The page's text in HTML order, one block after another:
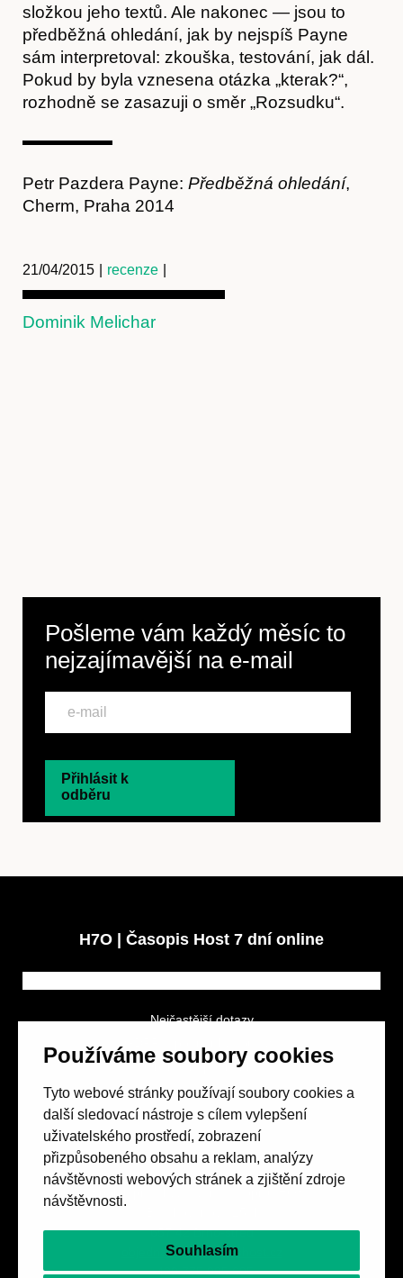
Používáme soubory cookies
Tyto webové stránky používají soubory cookies a
další sledovací nástroje s cílem vylepšení
uživatelského prostředí, zobrazení
přizpůsobeného obsahu a reklam, analýzy
návštěvnosti webových stránek a zjištění zdroje
návštěvnosti.
Souhlasím
Kontakt
složkou jeho textů. Ale nakonec — jsou to
předběžná ohledání, jak by nejspíš Payne
sám interpretoval: zkouška, testování, jak dál.
Pokud by byla vznesena otázka „kterak?“,
rozhodně se zasazuji o směr „Rozsudku“.
Petr Pazdera Payne: Předběžná ohledání,
Cherm, Praha 2014
21/04/2015 recenze
Dominik Melichar
Pošleme vám každý měsíc to
nejzajímavější na e-mail
Přihlásit k
odběru
H7O | Časopis Host 7 dní online
Nejčastější dotazy
Obchodní podmínky
Spolek přátel vydávání
657 42 Brno-střed
objednavky@casopishost.cz
+420 775 995 695